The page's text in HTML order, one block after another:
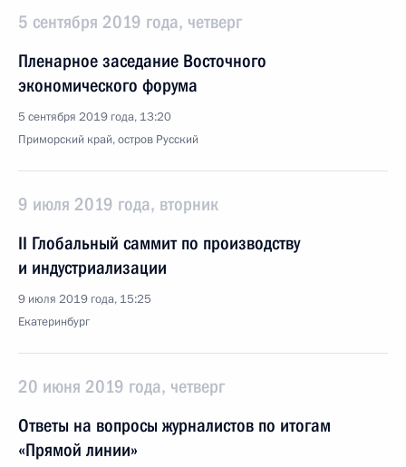
5 сентября 2019 года, четверг
Пленарное заседание Восточного
экономического форума
5 сентября 2019 года, 13:20
Приморский край, остров Русский
9 июля 2019 года, вторник
II Глобальный саммит по производству
и индустриализации
9 июля 2019 года, 15:25
Екатеринбург
20 июня 2019 года, четверг
Ответы на вопросы журналистов по итогам
«Прямой линии»